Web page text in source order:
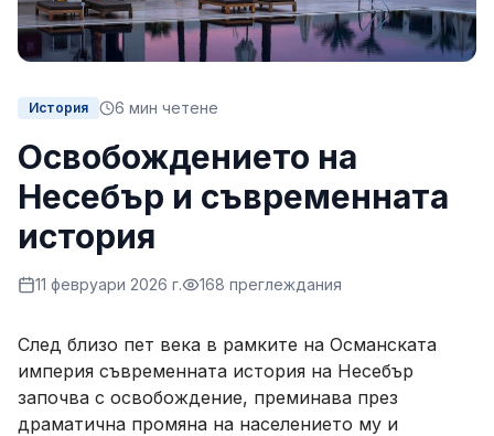
История 6 мин четене
Освобождението на
Несебър и съвременната
история
11 февруари 2026 г. 168 преглеждания
След близо пет века в рамките на Османската
империя съвременната история на Несебър
започва с освобождение, преминава през
драматична промяна на населението му и